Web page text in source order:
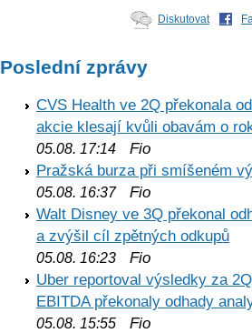
Diskutovat
Poslední zprávy
CVS Health ve 2Q překonala
akcie klesají kvůli obavám o
05.08. 17:14 Fio
Pražská burza při smíšeném
05.08. 16:37Fio
Walt Disney ve 3Q překonal
a zvýšil cíl zpětných odkupů
05.08. 16:23 Fio
Uber reportoval výsledky za
EBITDA překonaly odhady
05.08. 15:55 Fio